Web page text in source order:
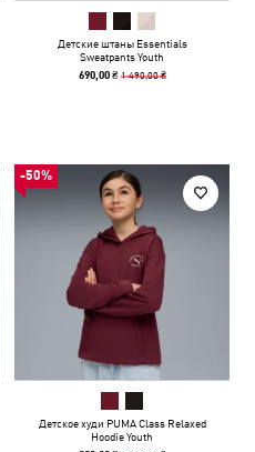
Детские штаны Essentials
Sweatpants Youth
690,00 ₴ 1 490,00 ₴
-50%
Детское худи PUMA Class Relaxed
Hoodie Youth